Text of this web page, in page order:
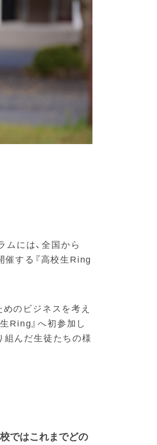
には、全国から
催する『高校生Ring
のビジネスを考え
Ring』へ初参加し
組んだ生徒たちの様
ではこれまでどの